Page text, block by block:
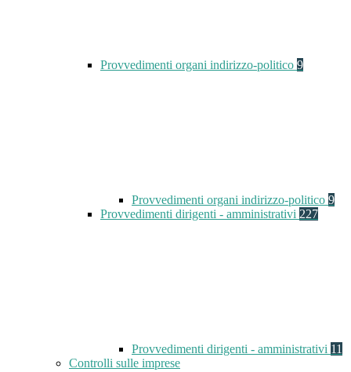
Provvedimenti organi indirizzo-politico 9
Provvedimenti organi indirizzo-politico 9
Provvedimenti dirigenti - amministrativi 227
Provvedimenti dirigenti - amministrativi 11
Controlli sulle imprese